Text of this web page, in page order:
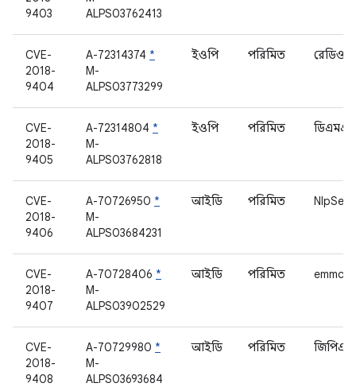
9403
ALPS03762413
CVE-
2018-
9404
A-72314374 *
M-
ALPS03773299
ইওপি পরিমিত রেডিও
CVE-
2018-
9405
A-72314804 *
M-
ALPS03762818
ইওপি পরিমিত
CVE-
2018-
9406
A-70726950 *
M-
ALPS03684231
আইডি পরিমিত
CVE-
2018-
9407
A-70728406 *
M-
ALPS03902529
আইডি পরিমিত emmc
CVE-
2018-
9408
A-70729980 *
M-
ALPS03693684
আইডি পরিমিত জিপিএস